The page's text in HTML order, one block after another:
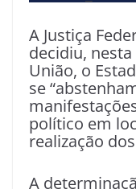
A Justiça
decidiu,
União, o
se
político em
realização
A